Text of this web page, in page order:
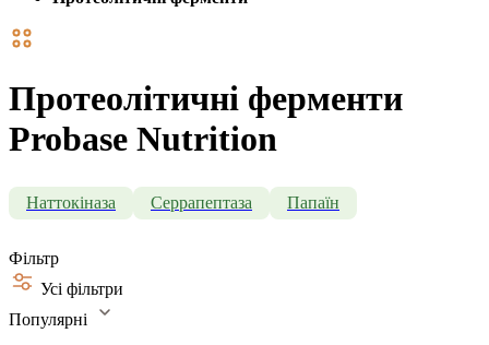
Протеолітичні ферменти
Probase Nutrition
Наттокіназа Серрапептаза Папаїн
Фільтр
Усі фільтри
Популярні